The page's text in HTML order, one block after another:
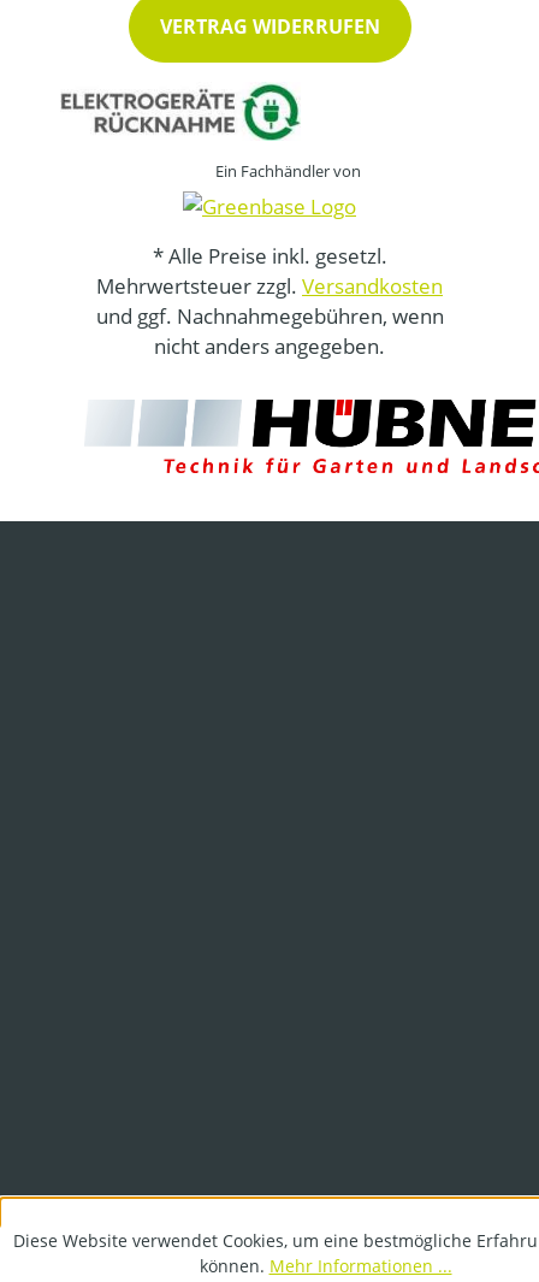
VERTRAG WIDERRUFEN
Ein Fachhändler von
* Alle Preise inkl. gesetzl.
Mehrwertsteuer zzgl. Versandkosten
und ggf. Nachnahmegebühren, wenn
nicht anders angegeben.
Diese Website verwendet Cookies, um eine bestmögliche
können. Mehr Informationen ...